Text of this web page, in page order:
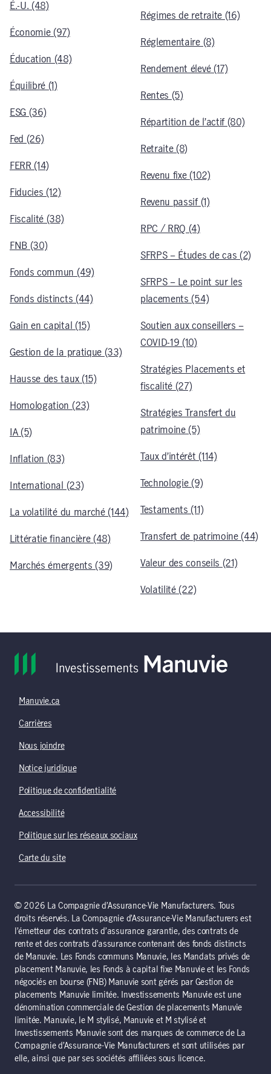
É.-U. (48)
Économie (97)
Éducation (48)
Équilibré (1)
ESG (36)
Fed (26)
FERR (14)
Fiducies (12)
Fiscalité (38)
FNB (30)
Fonds commun (49)
Fonds distincts (44)
Gain en capital (15)
Gestion de la pratique (33)
Hausse des taux (15)
Homologation (23)
IA (5)
Inflation (83)
International (23)
La volatilité du marché (144)
Littératie financière (48)
Marchés émergents (39)
Régimes de retraite (16)
Réglementaire (8)
Rendement élevé (17)
Rentes (5)
Répartition de l’actif (80)
Retraite (8)
Revenu fixe (102)
Revenu passif (1)
RPC / RRQ (4)
SFRPS – Études de cas (2)
SFRPS – Le point sur les
placements (54)
Soutien aux conseillers –
COVID-19 (10)
Stratégies Placements et
fiscalité (27)
Stratégies Transfert du
patrimoine (5)
Taux d’intérêt (114)
Technologie (9)
Testaments (11)
Transfert de patrimoine (44)
Valeur des conseils (21)
Volatilité (22)
Manuvie.ca
Carrières
Nous joindre
Notice juridique
Politique de confidentialité
Accessibilité
Politique sur les réseaux sociaux
Carte du site
© 2026 La Compagnie d’Assurance-Vie Manufacturers. Tous
droits réservés. La Compagnie d’Assurance-Vie Manufacturers est
l’émetteur des contrats d’assurance garantie, des contrats de
rente et des contrats d’assurance contenant des fonds distincts
de Manuvie. Les Fonds communs Manuvie, les Mandats privés de
placement Manuvie, les Fonds à capital fixe Manuvie et les Fonds
négociés en bourse (FNB) Manuvie sont gérés par Gestion de
placements Manuvie limitée. Investissements Manuvie est une
dénomination commerciale de Gestion de placements Manuvie
limitée. Manuvie, le M stylisé, Manuvie et M stylisé et
Investissements Manuvie sont des marques de commerce de La
Compagnie d’Assurance-Vie Manufacturers et sont utilisées par
elle, ainsi que par ses sociétés affiliées sous licence.